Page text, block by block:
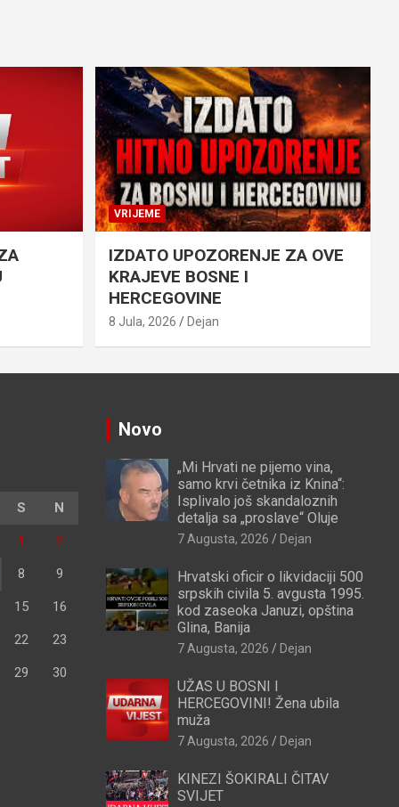
VRIJEME
IZDATO UPOZORENJE ZA OVE
KRAJEVE BOSNE I
HERCEGOVINE
8 Jula, 2026 Dejan
S N
1 2
8 9
15 16
22 23
29 30
Novo
„Mi Hrvati ne pijemo vina,
samo krvi četnika iz Knina“:
Isplivalo još skandaloznih
detalja sa „proslave“ Oluje
7 Augusta, 2026 Dejan
Hrvatski oficir o likvidaciji 500
srpskih civila 5. avgusta 1995.
kod zaseoka Januzi, opština
Glina, Banija
7 Augusta, 2026 Dejan
UŽAS U BOSNI I
HERCEGOVINI! Žena ubila
muža
7 Augusta, 2026 Dejan
KINEZI ŠOKIRALI ČITAV
SVIJET